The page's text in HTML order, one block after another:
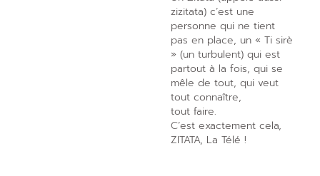
zizitata) c’est une
personne qui ne tient
pas en place, un « Ti sirè
» (un turbulent) qui est
partout à la fois, qui se
mêle de tout, qui veut
tout connaître,
tout faire.
C’est exactement cela,
ZITATA, La Télé !